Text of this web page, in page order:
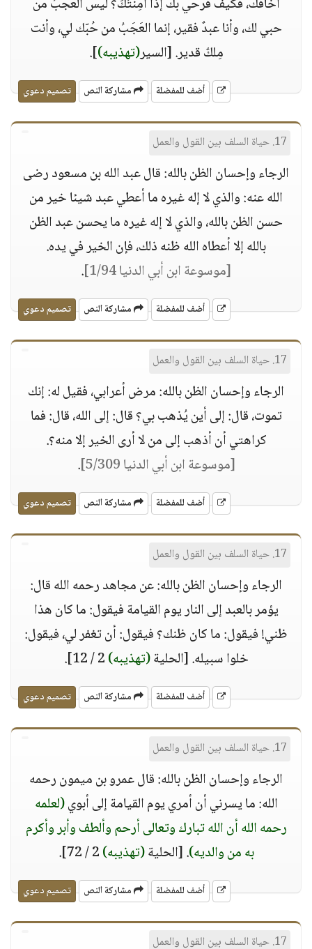
أخافك، فكيف فرحي بك إذا أمِنتُكَ؟ ليس العَجَبُ من
حبي لك، وأنا عبدٌ فقير، إنما العَجَبُ من حُبّك لي، وأنت
مِلكٌ قدير. [السير(تهذيبه)].
أضف للمفضلة مشاركة النص تصميم دعوي
17. حياة السلف بين القول والعمل
الرجاء وإحسان الظن بالله: قال عبد الله بن مسعود رضى
الله عنه: والذي لا إله غيره ما أعطي عبد شيئا خير من
حسن الظن بالله، والذي لا إله غيره ما يحسن عبد الظن
بالله إلا أعطاه الله ظنه ذلك، فإن الخير في يده.
[موسوعة ابن أبي الدنيا 1/94]
.
أضف للمفضلة مشاركة النص تصميم دعوي
17. حياة السلف بين القول والعمل
الرجاء وإحسان الظن بالله: مرض أعرابي، فقيل له: إنك
تموت، قال: إلى أين يُذهب بي؟ قال: إلى الله، قال: فما
كراهتي أن أذهب إلى من لا أرى الخير إلا منه؟.
[موسوعة ابن أبي الدنيا 5/309]
.
أضف للمفضلة مشاركة النص تصميم دعوي
17. حياة السلف بين القول والعمل
الرجاء وإحسان الظن بالله: عن مجاهد رحمه الله قال:
يؤمر بالعبد إلى النار يوم القيامة فيقول: ما كان هذا
ظني! فيقول: ما كان ظنك؟ فيقول: أن تغفر لي، فيقول:
خلوا سبيله. [الحلية(تهذيبه)
أضف للمفضلة مشاركة النص تصميم دعوي
17. حياة السلف بين القول والعمل
الرجاء وإحسان الظن بالله: قال عمرو بن ميمون رحمه
الله: ما يسرني أن أمري يوم القيامة إلى أبوي(لعلمه
رحمه الله أن الله تبارك وتعالى أرحم وألطف وأبر وأكرم
به من والديه). [الحلية(تهذيبه)
أضف للمفضلة مشاركة النص تصميم دعوي
17. حياة السلف بين القول والعمل